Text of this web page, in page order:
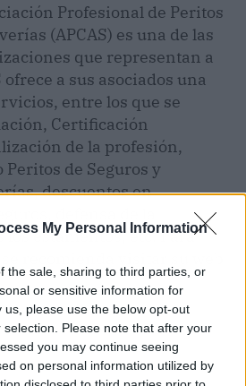
My Personal Information
the sale, sharing to third parties, or
or sensitive information for
please use the below opt-out
Please note that after your
you may continue seeing
on personal information utilized by
Profesional de Peritos
(APCAS) es una de las
que representan a
ofrece a sus asociados una
entre los que se
Certificación
de la profesión,
de Seguros y
descuentos en
los estamentos, etc. Para